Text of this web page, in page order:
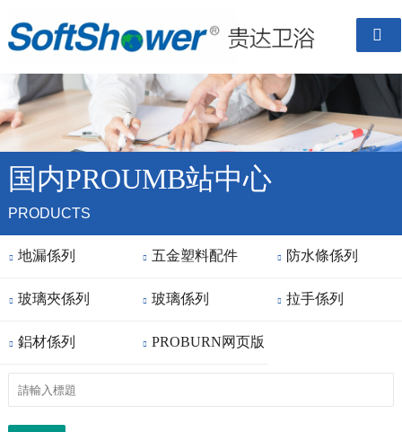

国内PROUMB站中心
PRODUCTS
 地漏係列  五金塑料配件  防水條係列
 玻璃夾係列  玻璃係列  拉手係列
 鋁材係列  PROBURN网页版